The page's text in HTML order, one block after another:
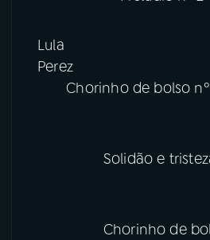
Lula
Chorinho de bolso nº
Solidão e
Chorinho de